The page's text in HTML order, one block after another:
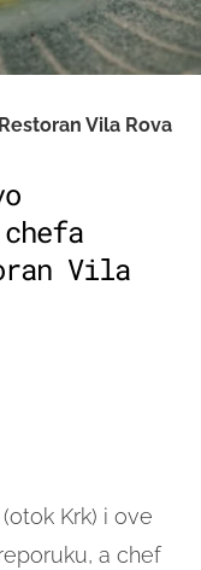
Vila Rova
Vila
Krk) i ove
a chef